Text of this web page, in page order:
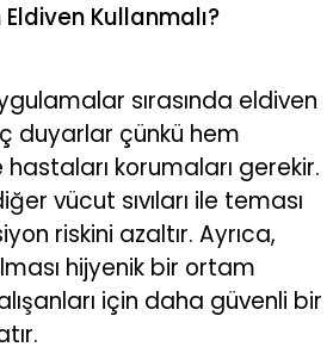
Kullanmalı?
sırasında eldiven
duyarlar çünkü hem
korumaları gerekir.
vücut sıvıları ile teması
riskini azaltır. Ayrıca,
hijyenik bir ortam
için daha güvenli bir